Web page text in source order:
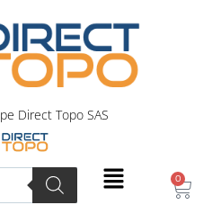
Direct Topo SAS
0